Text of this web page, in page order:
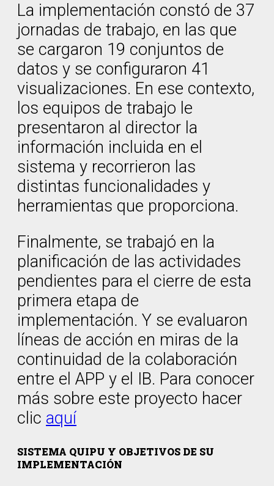
La implementación constó de 37
jornadas de trabajo, en las que
se cargaron 19 conjuntos de
datos y se configuraron 41
visualizaciones. En ese contexto,
los equipos de trabajo le
presentaron al director la
información incluida en el
sistema y recorrieron las
distintas funcionalidades y
herramientas que proporciona.
Finalmente, se trabajó en la
planificación de las actividades
pendientes para el cierre de esta
primera etapa de
implementación. Y se evaluaron
líneas de acción en miras de la
continuidad de la colaboración
entre el APP y el IB. Para conocer
más sobre este proyecto hacer
clic aquí
SISTEMA QUIPU Y OBJETIVOS DE SU
IMPLEMENTACIÓN